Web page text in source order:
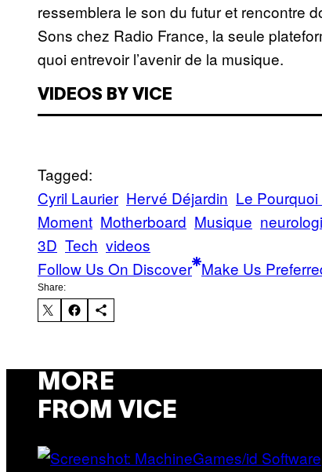
ressemblera le son du futur et rencontre
Sons chez Radio France, la seule
quoi entrevoir l’avenir de la musique.
VIDEOS BY VICE
Tagged:
Cyril Laurier Hervé Déjardin Le Pourquoi
Moment Motherboard Musique
3D Tech videos
Follow Us On Discover Make Us
Share:
MORE
FROM VICE